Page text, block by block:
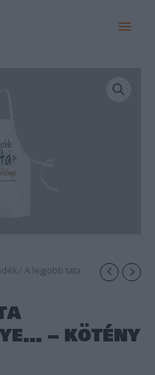
/ A legjobb tata
– kötény